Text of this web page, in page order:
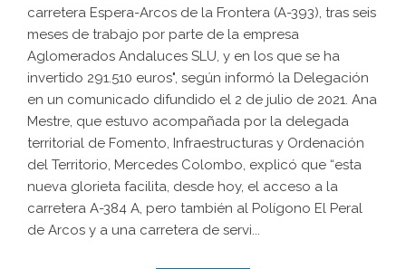
carretera Espera-Arcos de la Frontera (A-393), tras seis
meses de trabajo por parte de la empresa
Aglomerados Andaluces SLU, y en los que se ha
invertido 291.510 euros", según informó la Delegación
en un comunicado difundido el 2 de julio de 2021. Ana
Mestre, que estuvo acompañada por la delegada
territorial de Fomento, Infraestructuras y Ordenación
del Territorio, Mercedes Colombo, explicó que “esta
nueva glorieta facilita, desde hoy, el acceso a la
carretera A-384 A, pero también al Polígono El Peral
de Arcos y a una carretera de servi...